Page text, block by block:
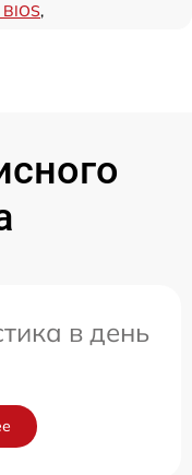
,
в день